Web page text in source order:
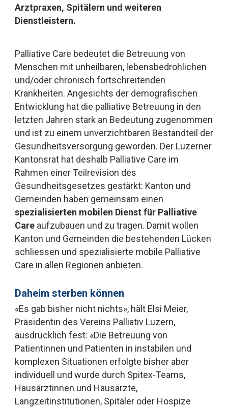
Arztpraxen, Spitälern und weiteren
Dienstleistern.
Palliative Care bedeutet die Betreuung von
Menschen mit unheilbaren, lebensbedrohlichen
und/oder chronisch fortschreitenden
Krankheiten. Angesichts der demografischen
Entwicklung hat die palliative Betreuung in den
letzten Jahren stark an Bedeutung zugenommen
und ist zu einem unverzichtbaren Bestandteil der
Gesundheitsversorgung geworden. Der Luzerner
Kantonsrat hat deshalb Palliative Care im
Rahmen einer Teilrevision des
Gesundheitsgesetzes gestärkt: Kanton und
Gemeinden haben gemeinsam einen
spezialisierten mobilen Dienst für Palliative
Care aufzubauen und zu tragen. Damit wollen
Kanton und Gemeinden die bestehenden Lücken
schliessen und spezialisierte mobile Palliative
Care in allen Regionen anbieten.
Daheim sterben können
«Es gab bisher nicht nichts», hält Elsi Meier,
Präsidentin des Vereins Palliativ Luzern,
ausdrücklich fest: «Die Betreuung von
Patientinnen und Patienten in instabilen und
komplexen Situationen erfolgte bisher aber
individuell und wurde durch Spitex-Teams,
Hausärztinnen und Hausärzte,
Langzeitinstitutionen, Spitäler oder Hospize